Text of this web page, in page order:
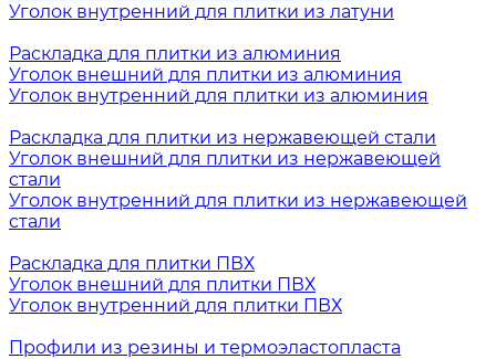
Уголок внутренний для плитки из латуни
Раскладка для плитки из алюминия
Уголок внешний для плитки из алюминия
Уголок внутренний для плитки из алюминия
Раскладка для плитки из нержавеющей стали
Уголок внешний для плитки из нержавеющей
стали
Уголок внутренний для плитки из нержавеющей
стали
Раскладка для плитки ПВХ
Уголок внешний для плитки ПВХ
Уголок внутренний для плитки ПВХ
Профили из резины и термоэластопласта